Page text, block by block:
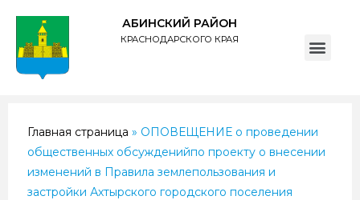
АБИНСКИЙ РАЙОН
КРАСНОДАРСКОГО КРАЯ
Главная страница » ОПОВЕЩЕНИЕ о проведении
общественных обсужденийпо проекту о внесении
изменений в Правила землепользования и
застройки Ахтырского городского поселения